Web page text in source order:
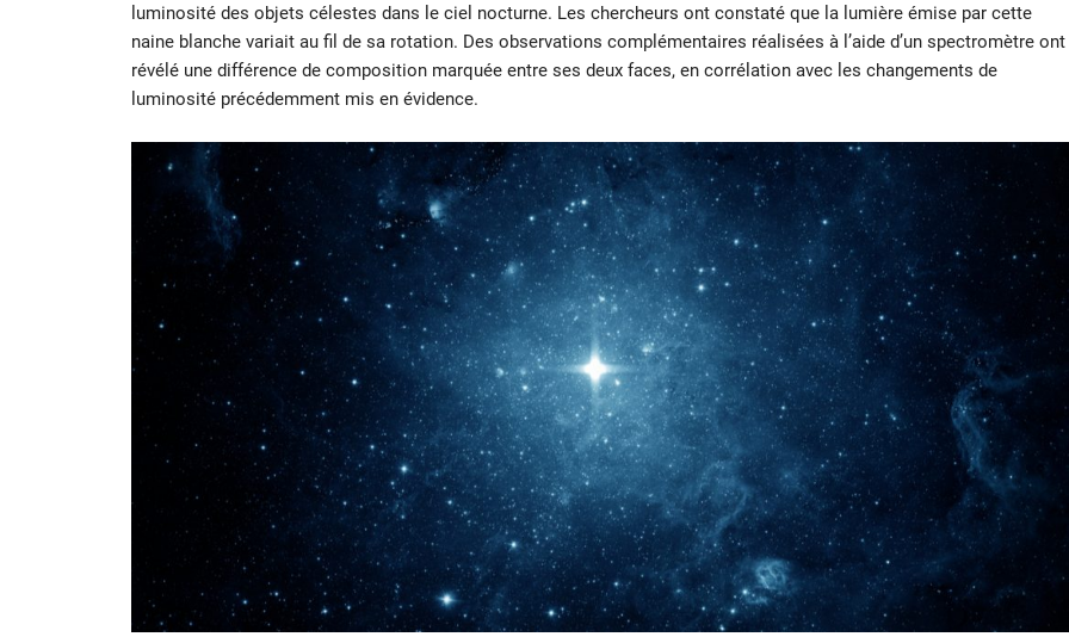
luminosité des objets célestes dans le ciel nocturne. Les chercheurs ont constaté que la lumière émise par cette
naine blanche variait au fil de sa rotation. Des observations complémentaires réalisées à l’aide d’un spectromètre ont
révélé une différence de composition marquée entre ses deux faces, en corrélation avec les changements de
luminosité précédemment mis en évidence.